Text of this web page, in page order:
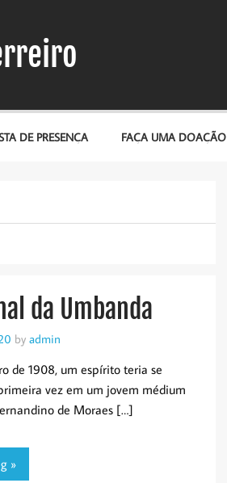
DE PRESENÇA FAÇA UMA DOAÇÃO
da Umbanda
by admin
de 1908, um espírito teria se
vez em um jovem médium
de Moraes […]
»